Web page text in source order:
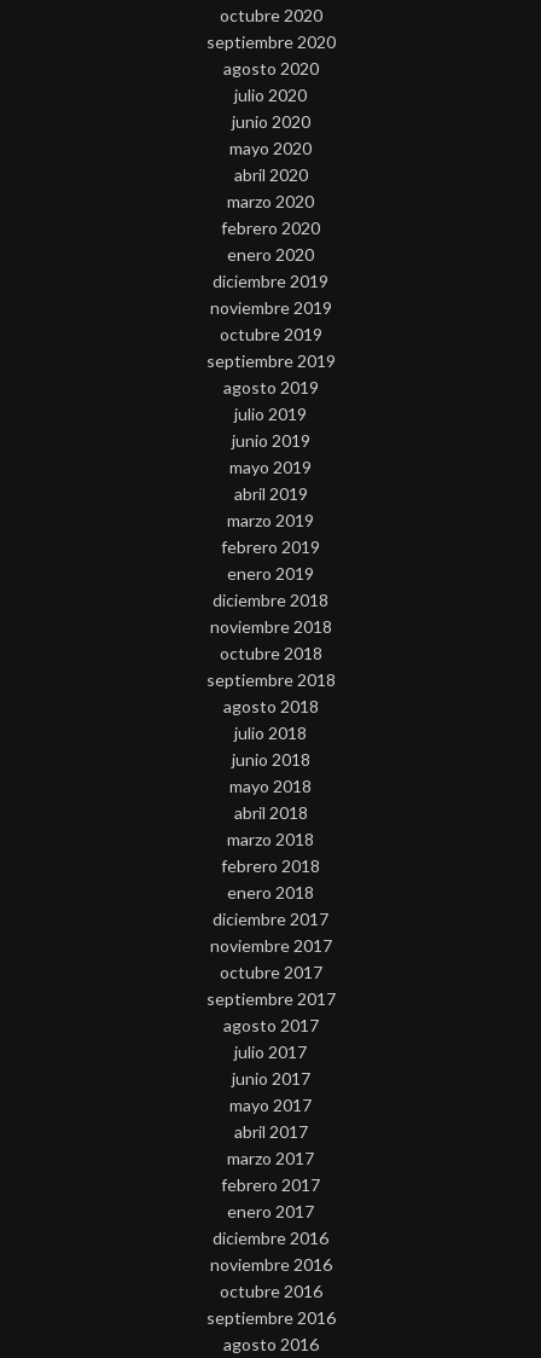
octubre 2020
septiembre 2020
agosto 2020
julio 2020
junio 2020
mayo 2020
abril 2020
marzo 2020
febrero 2020
enero 2020
diciembre 2019
noviembre 2019
octubre 2019
septiembre 2019
agosto 2019
julio 2019
junio 2019
mayo 2019
abril 2019
marzo 2019
febrero 2019
enero 2019
diciembre 2018
noviembre 2018
octubre 2018
septiembre 2018
agosto 2018
julio 2018
junio 2018
mayo 2018
abril 2018
marzo 2018
febrero 2018
enero 2018
diciembre 2017
noviembre 2017
octubre 2017
septiembre 2017
agosto 2017
julio 2017
junio 2017
mayo 2017
abril 2017
marzo 2017
febrero 2017
enero 2017
diciembre 2016
noviembre 2016
octubre 2016
septiembre 2016
agosto 2016